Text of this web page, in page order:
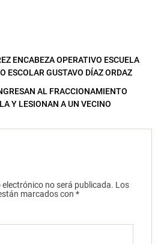
ENCABEZA OPERATIVO ESCUELA
ESCOLAR GUSTAVO DÍAZ ORDAZ
AL FRACCIONAMIENTO
Y LESIONAN A UN VECINO
electrónico no será publicada. Los
marcados con *